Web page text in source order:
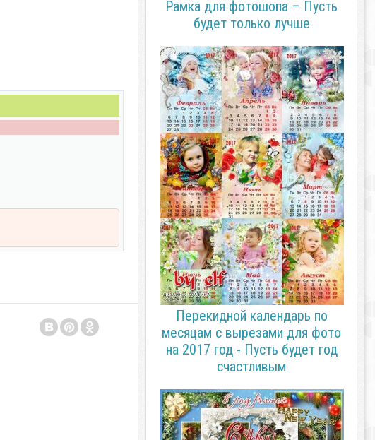
Рамка для фотошопа – Пусть
будет только лучше
Перекидной календарь по
месяцам с вырезами для фото
на 2017 год - Пусть будет год
счастливым